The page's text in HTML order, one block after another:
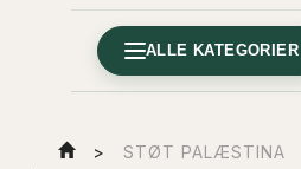
ALLE KATEGORIER
STØT PALÆSTINA